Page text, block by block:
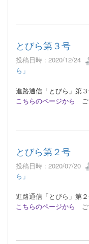
とびら第３号
投稿日時 : 2020/12/24
ら」
進路通信「とびら」第３
こちらのページから
ご
とびら第２号
投稿日時 : 2020/07/20
ら」
進路通信「とびら」第２
こちらのページから
ご